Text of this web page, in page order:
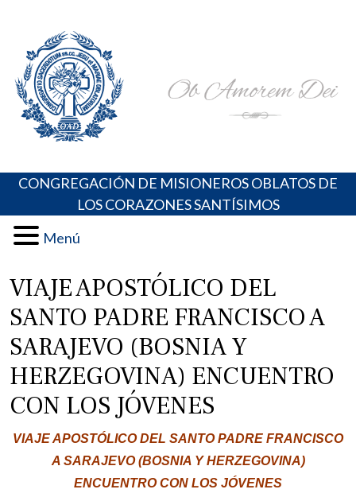
content
Portal de los Padres Oblatos. Advocaciones Marianas,
Oraciones, Música religiosa y más
CONGREGACIÓN DE MISIONEROS OBLATOS DE
LOS CORAZONES SANTÍSIMOS
Menú
VIAJE APOSTÓLICO DEL
SANTO PADRE FRANCISCO A
SARAJEVO (BOSNIA Y
HERZEGOVINA) ENCUENTRO
CON LOS JÓVENES
VIAJE APOSTÓLICO DEL SANTO PADRE FRANCISCO
A SARAJEVO (BOSNIA Y HERZEGOVINA)
ENCUENTRO CON LOS JÓVENES